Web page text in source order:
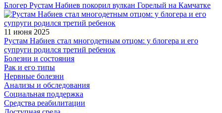
Блогер Рустам Набиев покорил вулкан Горелый на Камчатке
11 июня 2025
Рустам Набиев стал многодетным отцом: у блогера и его
супруги родился третий ребенок
Болезни и состояния
Рак и его типы
Нервные болезни
Анализы и обследования
Социальная поддержка
Средства реабилитации